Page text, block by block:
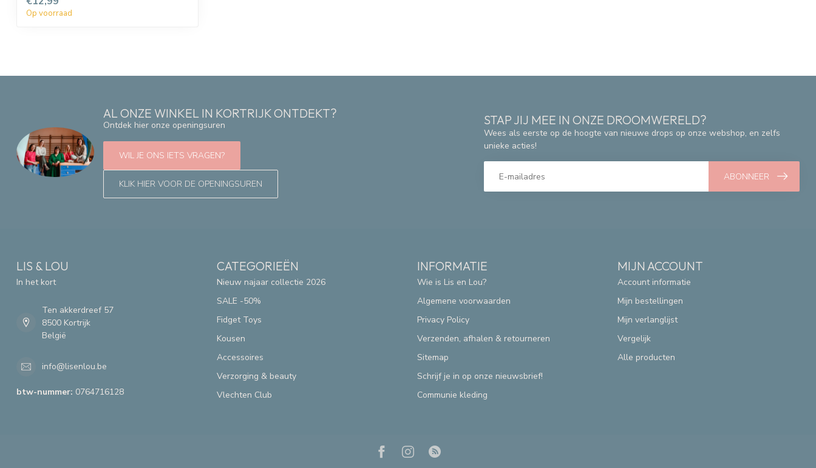
Op voorraad
AL ONZE WINKEL IN KORTRIJK ONTDEKT?
Ontdek hier onze openingsuren
WIL JE ONS IETS VRAGEN?
KLIK HIER VOOR DE OPENINGSUREN
STAP JIJ MEE IN ONZE DROOMWERELD?
Wees als eerste op de hoogte van nieuwe drops op onze webshop, en zelfs
unieke acties!
ABONNEER
LIS & LOU
In het kort
Ten akkerdreef 57
8500 Kortrijk
België
info@lisenlou.be
btw-nummer: 0764716128
CATEGORIEËN
Nieuw najaar collectie 2026
SALE -50%
Fidget Toys
Kousen
Accessoires
Verzorging & beauty
Vlechten Club
INFORMATIE
Wie is Lis en Lou?
Algemene voorwaarden
Privacy Policy
Verzenden, afhalen & retourneren
Sitemap
Schrijf je in op onze nieuwsbrief!
Communie kleding
MIJN ACCOUNT
Account informatie
Mijn bestellingen
Mijn verlanglijst
Vergelijk
Alle producten